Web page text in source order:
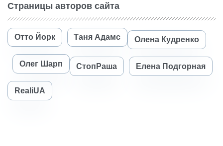
Страницы авторов сайта
Отто Йорк Таня Адамс Олена Кудренко
Олег Шарп СтопРаша Елена Подгорная
RealiUA